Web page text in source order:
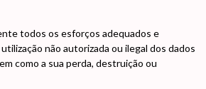
todos os esforços adequados e
não autorizada ou ilegal dos dados
como a sua perda, destruição ou